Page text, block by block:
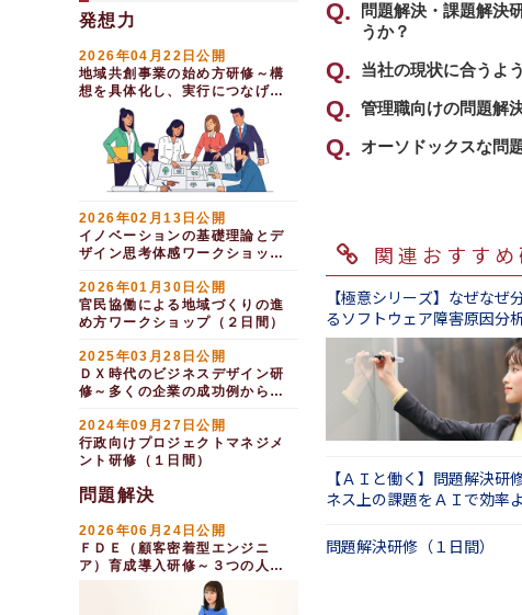
一番のポイントは
定、解決策の策定
ること」です。
具体的な問題解決
①大きな真の問題
を得るというもの
インソースの問題
れ（問題発見→課
身につけることで
問題解決の流れの
割は解決したも同
織・比較）」で徹
で解決の優先順位
以上により、自組
問題解決・課題解決
うか？
貴社の実状をお聞
オーソドックスな
絞り込んだ方が効
後者の場合には、
テーマ例２：解決
ＴＲＩＺに学ぶ発
テーマ例３：仮説
仮説構築力向上研
テーマ例４：問題
課題設定力研修～
当社の現状に合うよ
可能です。
貴社の課題やご要
具体的には、重点
あるいは、ご要望
管理職向けの問題解
はい、ございます。
ケーススタディで
リーダーとしての
間）
オーソドックスな問
講師派遣型では、
公開講座なら、次
問題解決研修 ～
関連おすすめ
【極意シリーズ】なぜなぜ
るソフトウェア障害原因分
（１日間）
【ＡＩと働く】問題解決研
ネス上の課題をＡＩで効率
問題解決研修（１日間）
発想力
2026年04月22日公開
地域共創事業の始め方研修～構
想を具体化し、実行につなげる
（１日間）
2026年02月13日公開
イノベーションの基礎理論とデ
ザイン思考体感ワークショップ
2026年01月30日公開
官民協働による地域づくりの進
め方ワークショップ（２日間）
2025年03月28日公開
ＤＸ時代のビジネスデザイン研
修～多くの企業の成功例から学
2024年09月27日公開
行政向けプロジェクトマネジメ
ント研修（１日間）
問題解決
2026年06月24日公開
ＦＤＥ（顧客密着型エンジニ
ア）育成導入研修～３つの人間
力を身につける（２日間）